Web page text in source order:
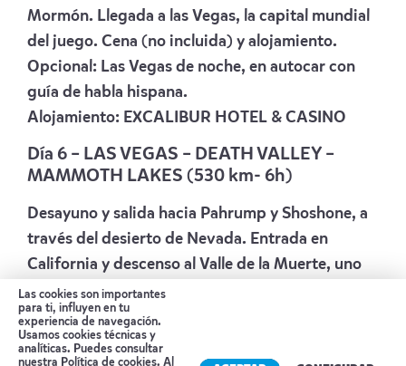
Mormón. Llegada a las Vegas, la capital mundial
del juego. Cena (no incluida) y alojamiento.
Opcional: Las Vegas de noche, en autocar con
guía de habla hispana.
Alojamiento: EXCALIBUR HOTEL & CASINO
Día 6 – LAS VEGAS – DEATH VALLEY –
MAMMOTH LAKES (530 km- 6h)
Desayuno y salida hacia Pahrump y Shoshone, a
través del desierto de Nevada. Entrada en
California y descenso al Valle de la Muerte, uno
de los lugares más calientes del planeta. El valle
de la Muerte se encuentra a 80 metros por
debajo del nivel del mar. Descubrirá Furnace
Las cookies son importantes
para ti, influyen en tu
experiencia de navegación.
Usamos cookies técnicas y
analíticas. Puedes consultar
nuestra Política de cookies. Al